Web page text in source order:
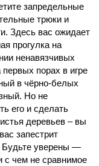
запредельные
трюки и
Здесь вас ожидает
прогулка на
ненавязчивых
порах в игре
в чёрно-белых
Но не
его и сделать
деревьев – вы
запестрит
Будьте уверены —
с чем не сравнимое